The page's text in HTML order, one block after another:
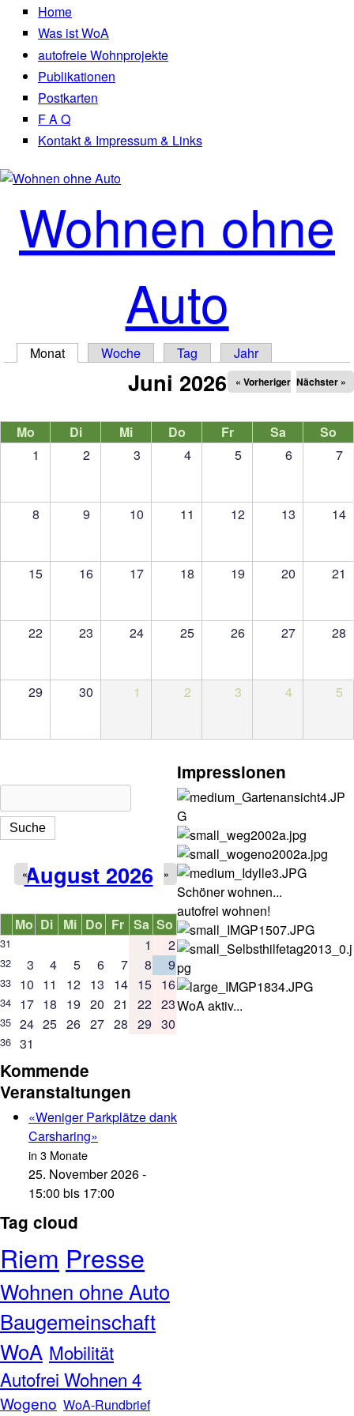
Direkt zum Inhalt
Autofreies Leben
Home
Was ist WoA
autofreie Wohnprojekte
Publikationen
Postkarten
F A Q
Kontakt & Impressum & Links
Wohnen ohne
Auto
Monat (aktiver Reiter)
Woche Tag Jahr
Juni 2026 « Vorheriger Nächster »
Mo Di Mi Do Fr Sa
So
1
2 3 4 5 6 7
8 9 10 11 12 13 14
15 16 17 18 19 20 21
22 23 24 25 26 27 28
29 30 1 2 3 4 5
Suchformular
August 2026
« »
Mo Di Mi Do Fr Sa So
31 1 2
32 3 4 5 6 7 8 9
33 10 11 12 13 14 15 16
34 17 18 19 20 21 22 23
35 24 25 26 27 28 29 30
36 31
Kommende
Veranstaltungen
«Weniger Parkplätze dank
Carsharing»
in 3 Monate
25. November 2026 -
15:00 bis 17:00
Tag cloud
Riem Presse
Wohnen ohne Auto
Baugemeinschaft
WoA Mobilität
Autofrei Wohnen 4
Wogeno WoA-Rundbrief
Impressionen
Schöner wohnen...
autofrei wohnen!
WoA aktiv...